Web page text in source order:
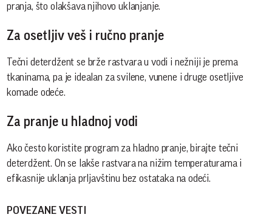
pranja, što olakšava njihovo uklanjanje.
Za osetljiv veš i ručno pranje
Tečni deterdžent se brže rastvara u vodi i nežniji je prema
tkaninama, pa je idealan za svilene, vunene i druge osetljive
komade odeće.
Za pranje u hladnoj vodi
Ako često koristite program za hladno pranje, birajte tečni
deterdžent. On se lakše rastvara na nižim temperaturama i
efikasnije uklanja prljavštinu bez ostataka na odeći.
POVEZANE VESTI